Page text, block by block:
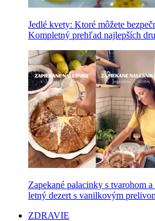
Jedlé kvety: Ktoré môžete
Kompletný prehľad najlepších
Zapekané palacinky s tvarohom
letný dezert s vanilkovým
ZDRAVIE